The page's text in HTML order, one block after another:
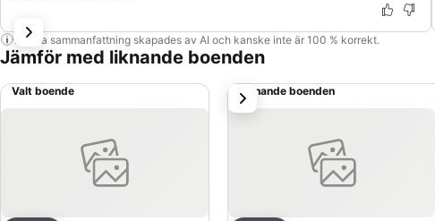
Denna sammanfattning skapades av AI och kanske inte är 100 % korrekt.
Jämför med liknande boenden
Valt boende Liknande boenden
nästa